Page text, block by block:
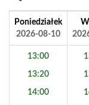
Poniedziałek
2026-08-10
13:00
13:20
14:00